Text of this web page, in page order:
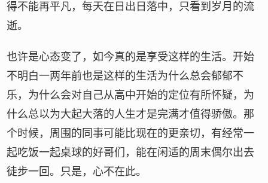
得不能再平凡，每天在日出日落中，只看到岁月的流
逝。
也许是心态变了，如今真的是享受这样的生活。开始
不明白一两年前也是这样的生活为什么总会郁郁不
乐，为什么会对自己从高中开始的定位有所怀疑，为
什么总以为大起大落的人生才是完满才值得骄傲。那
个时候，周围的同事可能比现在的更亲切，有经常一
起吃饭一起桌球的好哥们，能在闲适的周末偶尔出去
徒步一回。只是，心不在此。